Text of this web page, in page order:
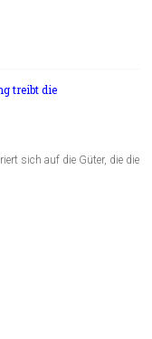
treibt die
sich auf die Güter, die die